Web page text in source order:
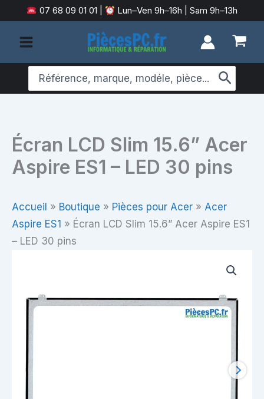
au
contenu
07 68 09 01 01 Lun–Ven 9h–16h | Sam 9h–13h
Search
for:
Écran LCD Slim 15.6” Acer
Aspire ES1 – LED 30 pins
Accueil » Boutique » Pièces pour Acer » Acer
Aspire ES1 » Écran LCD Slim 15.6” Acer Aspire ES1
– LED 30 pins